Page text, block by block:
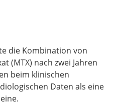
die Kombination von
(MTX) nach zwei Jahren
beim klinischen
Daten als eine